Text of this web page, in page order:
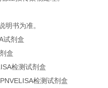
明书为准。
试剂盒
盒
检测试剂盒
检测试剂盒